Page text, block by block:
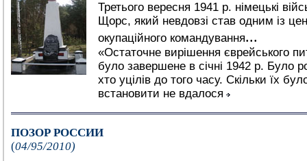
Третього вересня 1941 р. німецькі
Щорс, який невдовзі став одним із
окупаційного командування...
«Остаточне вирішення єврейського
було завершене в січні 1942 р. Було
хто уцілів до того часу. Скільки їх
встановити не вдалося
ПОЗОР РОССИИ
(04/95/2010)